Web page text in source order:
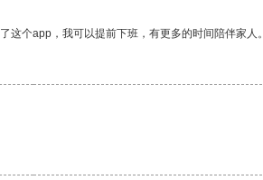
个app，我可以提前下班，有更多的时间陪伴家人。